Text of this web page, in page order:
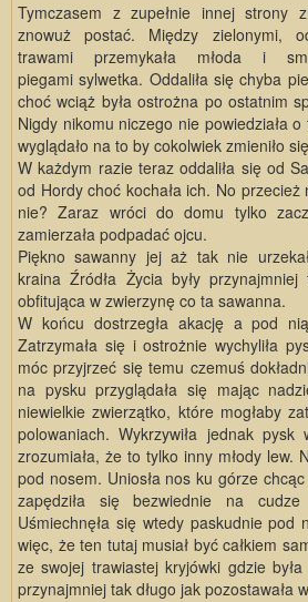
Tymczasem z zupełnie innej strony
znowuż postać. Między zielonymi,
trawami przemykała młoda i
piegami sylwetka. Oddaliła się chyba
choć wciąż była ostrożna po ostatnim
Nigdy nikomu niczego nie powiedziała
wyglądało na to by cokolwiek zmieniło
W każdym razie teraz oddaliła się od
od Hordy choć kochała ich. No
nie? Zaraz wróci do domu tylko
zamierzała podpadać ojcu.
Piękno sawanny jej aż tak nie
kraina Źródła Życia były
obfitująca w zwierzynę co ta sawanna.
W końcu dostrzegła akację a pod
Zatrzymała się i ostrożnie wychyliła
móc przyjrzeć się temu czemuś
na pysku przyglądała się mając
niewielkie zwierzątko, które mogłaby
polowaniach. Wykrzywiła jednak pysk
zrozumiała, że to tylko inny młody lew.
pod nosem. Uniosła nos ku górze
zapędziła się bezwiednie na
Uśmiechnęła się wtedy paskudnie pod
więc, że ten tutaj musiał być całkiem
ze swojej trawiastej kryjówki gdzie
przynajmniej tak długo jak pozostawała